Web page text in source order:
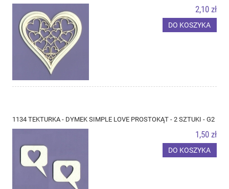
2,10 zł
DO KOSZYKA
1134 TEKTURKA - DYMEK SIMPLE LOVE PROSTOKĄT - 2 SZTUKI - G2
1,50 zł
DO KOSZYKA